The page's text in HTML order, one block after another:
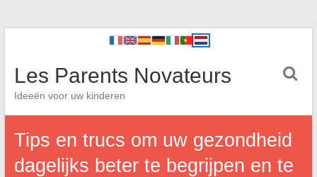
Les Parents Novateurs
Ideeën voor uw kinderen
Tips en trucs om uw gezondheid
dagelijks beter te begrijpen en te